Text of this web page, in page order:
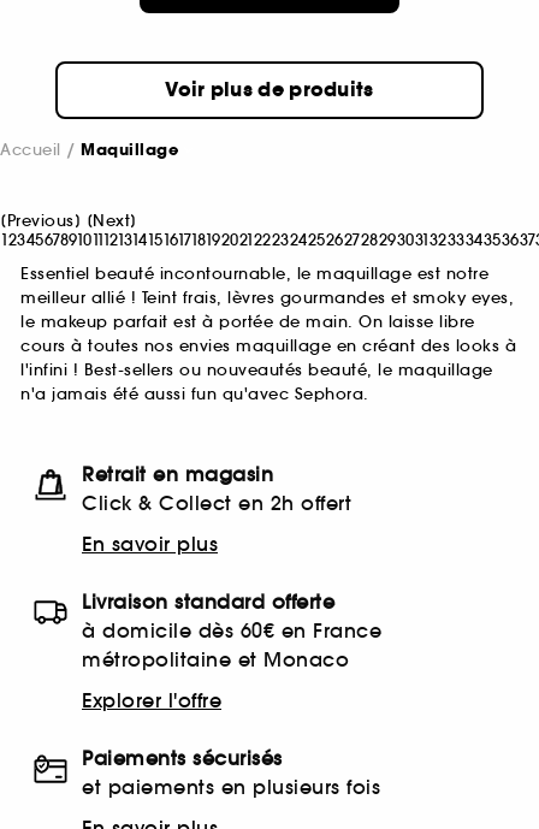
Voir plus de produits
Accueil Maquillage
[Previous] [Next]
12345678910111213141516171819202122232425262728293031323334353637
Essentiel beauté incontournable, le maquillage est notre
meilleur allié ! Teint frais, lèvres gourmandes et smoky eyes,
le makeup parfait est à portée de main. On laisse libre
cours à toutes nos envies maquillage en créant des looks à
l'infini ! Best-sellers ou nouveautés beauté, le maquillage
n'a jamais été aussi fun qu'avec Sephora.
Retrait en magasin
Click & Collect en 2h offert
En savoir plus
Livraison standard offerte
à domicile dès 60€ en France
métropolitaine et Monaco
Explorer l'offre
Paiements sécurisés
et paiements en plusieurs fois